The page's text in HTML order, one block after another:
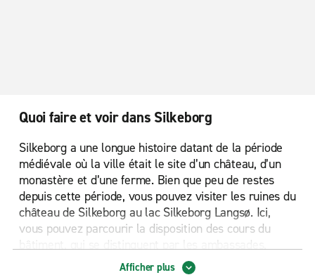
Quoi faire et voir dans Silkeborg
Silkeborg a une longue histoire datant de la période
médiévale où la ville était le site d’un château, d’un
monastère et d’une ferme. Bien que peu de restes
depuis cette période, vous pouvez visiter les ruines du
château de Silkeborg au lac Silkeborg Langsø. Ici,
vous pouvez parcourir la disposition des cours du
bâtiment, qui se distinguent par les ambassades.
Lorsque vous explorez la ville et son histoire animée,
Afficher plus